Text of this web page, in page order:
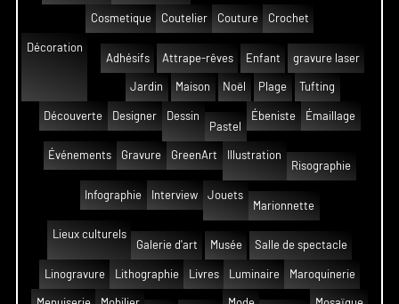
Cosmetique Coutelier Couture Crochet
Décoration
Adhésifs
Attrape-rêves Enfant gravure laser
Jardin Maison Noël Plage Tufting
Découverte Designer
Dessin
Pastel
Ébeniste Émaillage
Événements Gravure GreenArt
Illustration
Risographie
Infographie Interview
Jouets
Marionnette
Lieux culturels
Galerie d'art
Musée Salle de spectacle
Linogravure Lithographie Livres Luminaire Maroquinerie